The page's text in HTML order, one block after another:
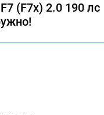
(F7x) 2.0 190 лс